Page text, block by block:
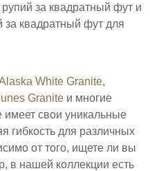
за квадратный фут и
за квадратный фут для
White Granite,
Granite и многие
имеет свои уникальные
гибкость для различных
от того, ищете ли вы
в нашей коллекции есть